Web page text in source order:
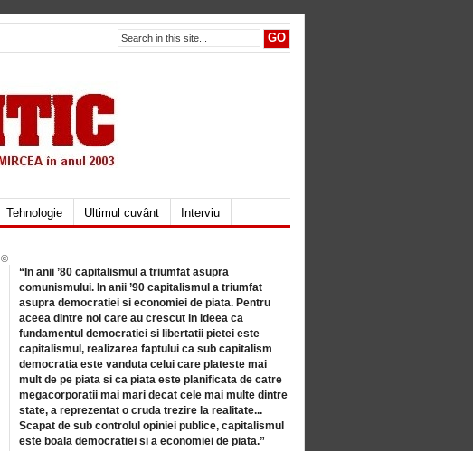
Tehnologie Ultimul cuvânt
Interviu
“In anii ’80 capitalismul a triumfat asupra
comunismului. In anii ’90 capitalismul a triumfat
asupra democratiei si economiei de piata. Pentru
aceea dintre noi care au crescut in ideea ca
fundamentul democratiei si libertatii pietei este
capitalismul, realizarea faptului ca sub capitalism
democratia este vanduta celui care plateste mai
mult de pe piata si ca piata este planificata de catre
megacorporatii mai mari decat cele mai multe dintre
state, a reprezentat o cruda trezire la realitate...
Scapat de sub controlul opiniei publice, capitalismul
este boala democratiei si a economiei de piata.”
©